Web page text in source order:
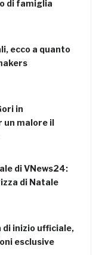
di famiglia
ecco a quanto
in
un malore il
di VNews24:
di Natale
inizio ufficiale,
esclusive